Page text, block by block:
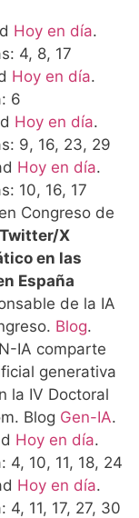
Hoy en día.
4, 8, 17
Hoy en día.
6
Hoy en día.
9, 16, 23, 29
Hoy en día.
10, 16, 17
Congreso de
X
en las
España
de la IA
Blog.
IA comparte
generativa
la IV Doctoral
Blog Gen-IA.
Hoy en día.
4, 10, 11, 18, 24
Hoy en día.
4, 11, 17, 27, 30